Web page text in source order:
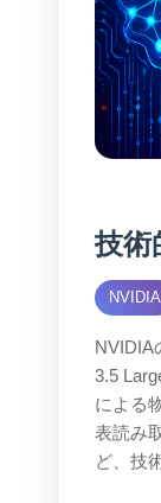
技術
NVIDIA
NVIDIA
3.5
による
表読み
ど、技